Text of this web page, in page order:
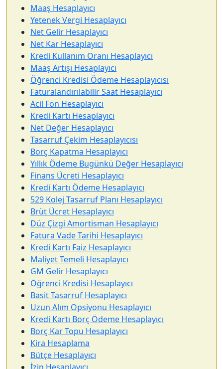
Maaş Hesaplayıcı
Yetenek Vergi Hesaplayıcı
Net Gelir Hesaplayıcı
Net Kar Hesaplayıcı
Kredi Kullanım Oranı Hesaplayıcı
Maaş Artışı Hesaplayıcı
Öğrenci Kredisi Ödeme Hesaplayıcısı
Faturalandırılabilir Saat Hesaplayıcı
Acil Fon Hesaplayıcı
Kredi Kartı Hesaplayıcı
Net Değer Hesaplayıcı
Tasarruf Çekim Hesaplayıcısı
Borç Kapatma Hesaplayıcı
Yıllık Ödeme Bugünkü Değer Hesaplayıcı
Finans Ücreti Hesaplayıcı
Kredi Kartı Ödeme Hesaplayıcı
529 Kolej Tasarruf Planı Hesaplayıcı
Brüt Ücret Hesaplayıcı
Düz Çizgi Amortisman Hesaplayıcı
Fatura Vade Tarihi Hesaplayıcı
Kredi Kartı Faiz Hesaplayıcı
Maliyet Temeli Hesaplayıcı
GM Gelir Hesaplayıcı
Öğrenci Kredisi Hesaplayıcı
Basit Tasarruf Hesaplayıcı
Uzun Alım Opsiyonu Hesaplayıcı
Kredi Kartı Borç Ödeme Hesaplayıcı
Borç Kar Topu Hesaplayıcı
Kira Hesaplama
Bütçe Hesaplayıcı